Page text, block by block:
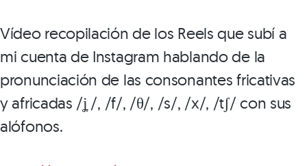
Vídeo recopilación de los Reels que subí a
mi cuenta de Instagram hablando de la
pronunciación de las consonantes fricativas
y africadas /ʝ̞ /, /f/, /θ/, /s/, /x/, /tʃ/ con sus
alófonos.